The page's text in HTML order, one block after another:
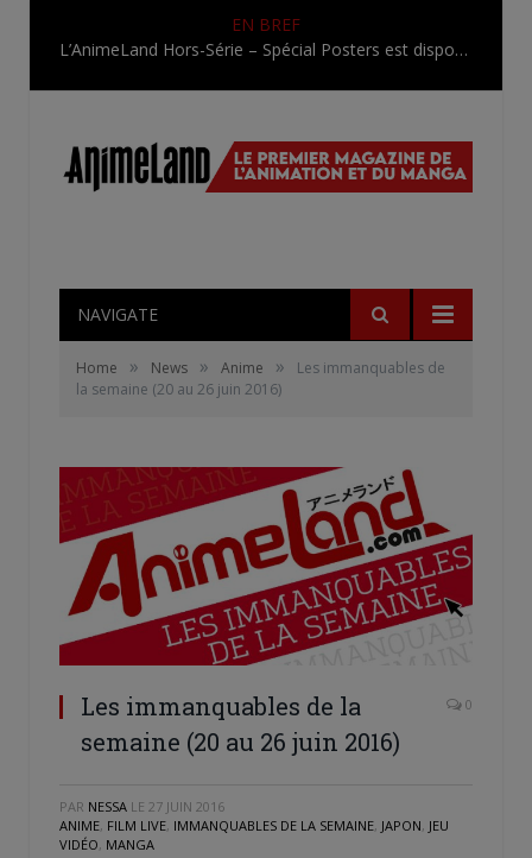
EN BREF
L’AnimeLand Hors-Série – Spécial Posters est disponible !
NAVIGATE
Home » News » Anime »
Les immanquables de
la semaine (20 au 26 juin 2016)
Les immanquables de la
semaine (20 au 26 juin 2016)
0
PAR NESSA LE 27 JUIN 2016
ANIME, FILM LIVE, IMMANQUABLES DE LA SEMAINE, JAPON, JEU
VIDÉO, MANGA